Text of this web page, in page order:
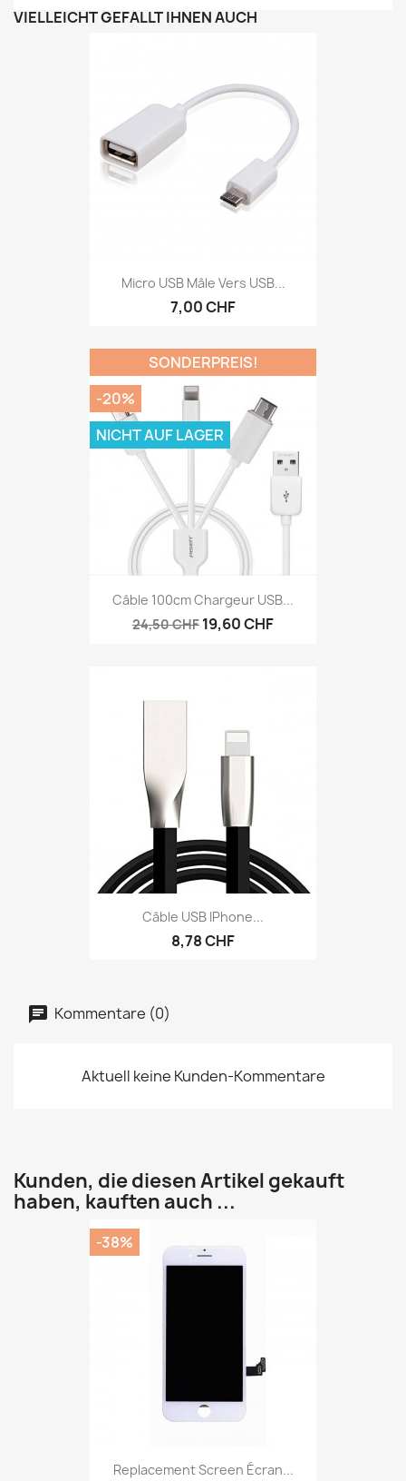
VIELLEICHT GEFÄLLT IHNEN AUCH
Micro USB Mâle Vers USB...
7,00 CHF
Câble 100cm Chargeur USB...
24,50 CHF 19,60 CHF
SONDERPREIS!
-20%
NICHT AUF LAGER
Câble USB IPhone...
8,78 CHF
Kommentare (0)
Aktuell keine Kunden-Kommentare
Kunden, die diesen Artikel gekauft
haben, kauften auch ...
Replacement Screen Écran...
-38%